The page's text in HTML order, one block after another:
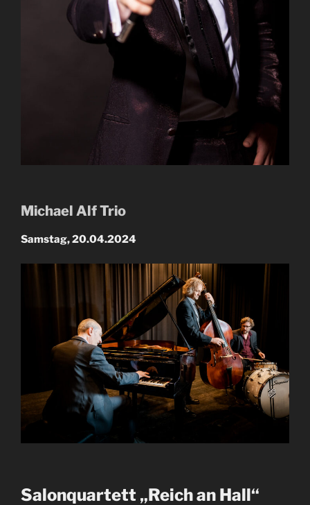
Michael Alf Trio
Samstag, 20.04.2024
Salonquartett „Reich an Hall“